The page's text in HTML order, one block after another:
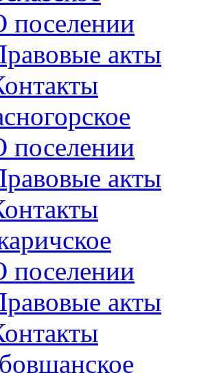
поселении
акты
поселении
акты
поселении
акты